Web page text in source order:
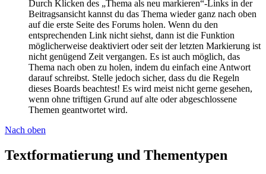
Durch Klicken des „Thema als neu markieren“-Links in der
Beitragsansicht kannst du das Thema wieder ganz nach oben
auf die erste Seite des Forums holen. Wenn du den
entsprechenden Link nicht siehst, dann ist die Funktion
möglicherweise deaktiviert oder seit der letzten Markierung ist
nicht genügend Zeit vergangen. Es ist auch möglich, das
Thema nach oben zu holen, indem du einfach eine Antwort
darauf schreibst. Stelle jedoch sicher, dass du die Regeln
dieses Boards beachtest! Es wird meist nicht gerne gesehen,
wenn ohne triftigen Grund auf alte oder abgeschlossene
Themen geantwortet wird.
Nach oben
Textformatierung und Thementypen